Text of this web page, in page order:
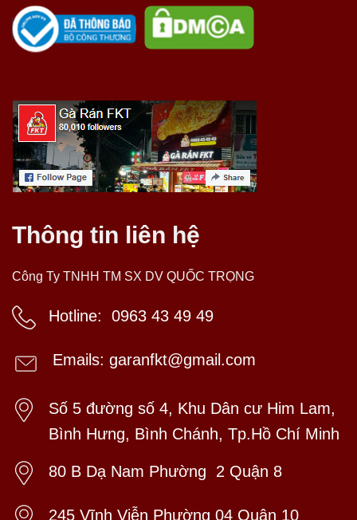
Thông tin liên hệ
Công Ty TNHH TM SX DV QUỐC TRỌNG
Hotline: 0963 43 49 49
Emails: garanfkt@gmail.com
Số 5 đường số 4, Khu Dân cư Him Lam,
Bình Hưng, Bình Chánh, Tp.Hồ Chí Minh
80 B Dạ Nam Phường 2 Quận 8
245 Vĩnh Viễn Phường 04 Quận 10